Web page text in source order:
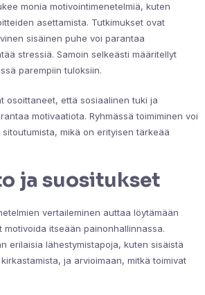
monia motivointimenetelmiä, kuten
asettamista. Tutkimukset ovat
sisäinen puhe voi parantaa
stressiä. Samoin selkeästi määritellyt
parempiin tuloksiin.
osoittaneet, että sosiaalinen tuki ja
motivaatiota. Ryhmässä toimiminen voi
mikä on erityisen tärkeää
ja suositukset
vertaileminen auttaa löytämään
motivoida itseään painonhallinnassa.
erilaisia lähestymistapoja, kuten sisäistä
ja arvioimaan, mitkä toimivat